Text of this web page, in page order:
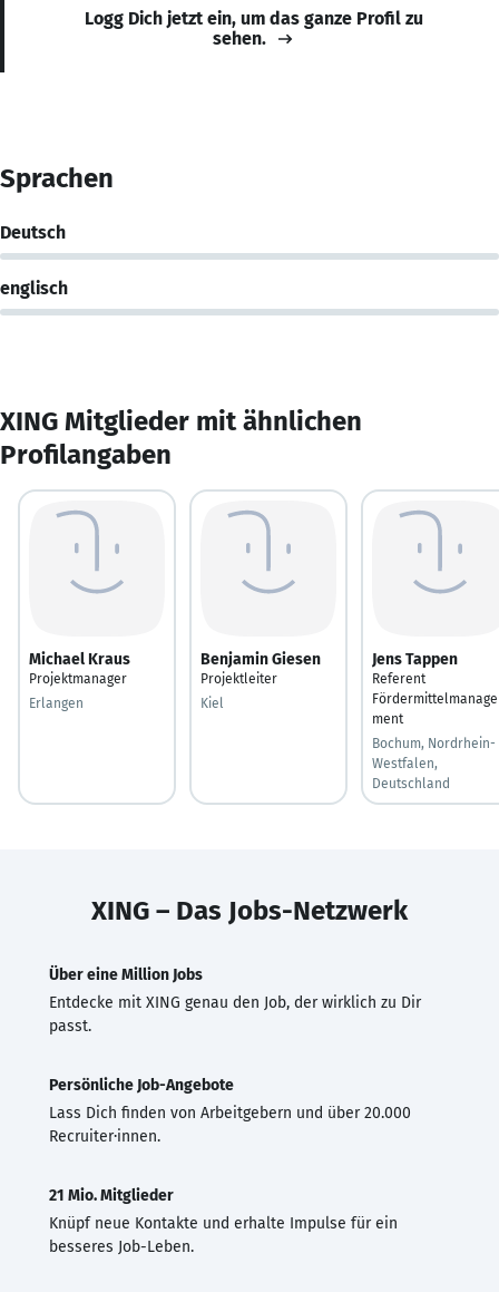
Logg Dich jetzt ein, um das ganze Profil zu
sehen.
Sprachen
Deutsch
englisch
XING Mitglieder mit ähnlichen
Profilangaben
Michael Kraus
Projektmanager
Erlangen
Benjamin Giesen
Projektleiter
Kiel
Jens Tappen
Referent
Fördermittelmanage
ment
Bochum, Nordrhein-
Westfalen,
Deutschland
XING – Das Jobs-Netzwerk
Über eine Million Jobs
Entdecke mit XING genau den Job, der wirklich zu Dir
passt.
Persönliche Job-Angebote
Lass Dich finden von Arbeitgebern und über 20.000
Recruiter·innen.
21 Mio. Mitglieder
Knüpf neue Kontakte und erhalte Impulse für ein
besseres Job-Leben.